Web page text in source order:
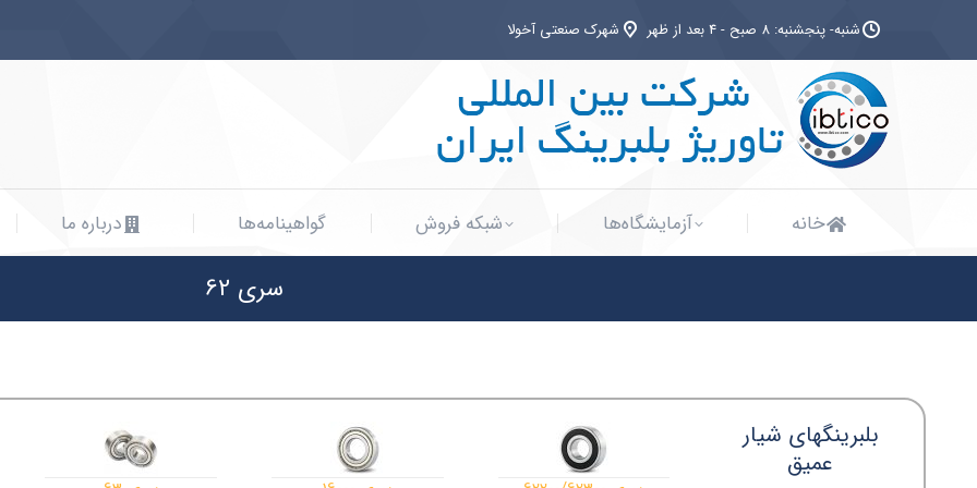
شنبه- پنجشنبه: 8 صبح - 4 بعد از ظهر شهرک صنعتی آخولا
خانه آزمایشگاه‌ها شبکه فروش گواهینامه‌ها درباره ما
سری 62
بلبرینگهای شیار
عمیق
خانه آزمایشگاه‌ها